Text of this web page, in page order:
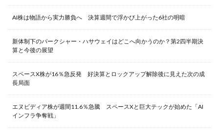
AI株は物語から実力勝負へ 決算週間で浮かび上がった6社の明暗
新体制下のバークシャー・ハサウェイはどこへ向かうのか？第2四半期決
算と今後の展望
スペースX株が16％急反発 好決算とロックアップ解除後に見えた次の成
長局面
エヌビディア株が週間11.6％急騰 スペースXと巨大テックが始めた「AI
インフラ争奪戦」